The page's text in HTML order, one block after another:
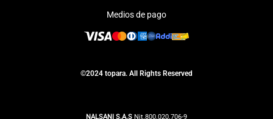
Medios de pago
©2024 topara. All Rights Reserved
NALSANI S.A.S Nit.800.020.706-9